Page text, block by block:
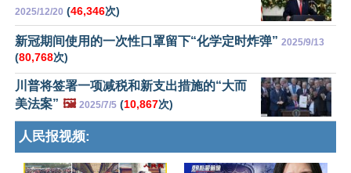
2025/12/20 (46,346次)
新冠期间使用的一次性口罩留下“化学定时炸弹” 2025/9/13
(80,768次)
川普将签署一项减税和新支出措施的“大而
美法案” 🖼️ 2025/7/5 (10,867次)
人民报视频: